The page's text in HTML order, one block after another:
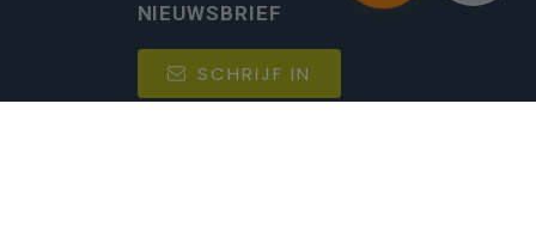
NIEUWSBRIEF
SCHRIJF IN